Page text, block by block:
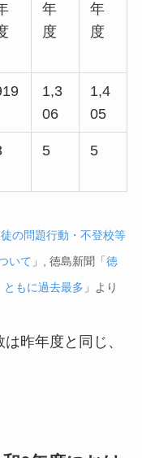
年
度
年
度
1,3
06
1,4
05
5 5
の問題行動・不登校等
いて 」, 徳島新聞「 徳
もに過去最多 」より
昨年度と同じ、